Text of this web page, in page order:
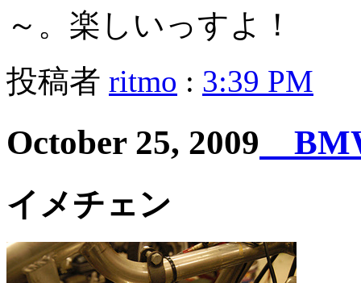
～。楽しいっすよ！
投稿者 ritmo : 3:39 PM
October 25, 2009
イメチェン